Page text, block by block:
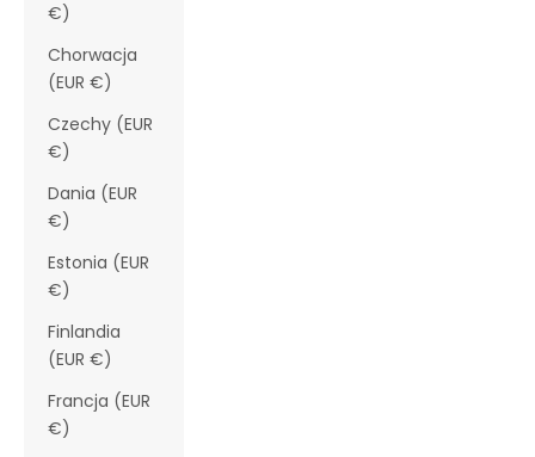
€)
Chorwacja
(EUR €)
Czechy (EUR
€)
Dania (EUR
€)
Estonia (EUR
€)
Finlandia
(EUR €)
Francja (EUR
€)